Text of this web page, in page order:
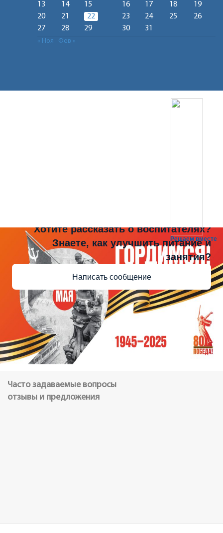
13
14 15 16 17 18
19
20
21 22 23 24 25
26
27
28 29 30 31
« Ноя Фев »
Решаем вместе
Хотите рассказать о воспитателях?
Знаете, как улучшить питание и
занятия?
Написать сообщение
Часто задаваемые вопросы
отзывы и предложения